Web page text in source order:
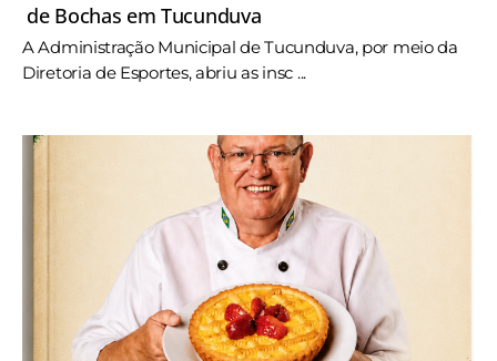
de Bochas em Tucunduva
A Administração Municipal de Tucunduva, por meio da
Diretoria de Esportes, abriu as insc ...